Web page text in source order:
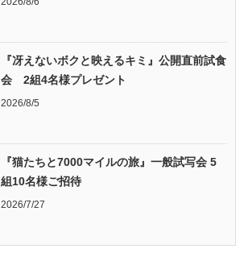
『冴えないボクと映えるキミ』公開直前試食
会 2組4名様プレゼント
2026/8/5
『猫たちと7000マイルの旅』一般試写会 5
組10名様ご招待
2026/7/27